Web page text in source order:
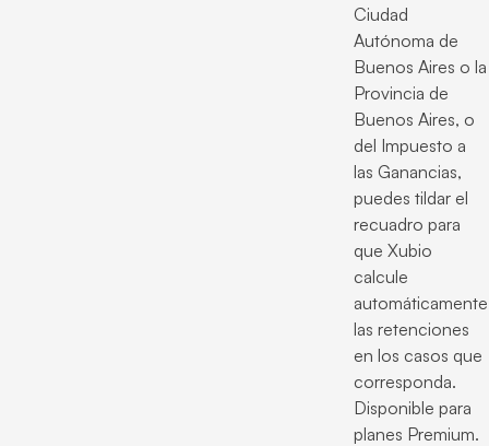
Ciudad
Autónoma de
Buenos Aires o la
Provincia de
Buenos Aires, o
del Impuesto a
las Ganancias,
puedes tildar el
recuadro para
que Xubio
calcule
automáticamente
las retenciones
en los casos que
corresponda.
Disponible para
planes Premium.